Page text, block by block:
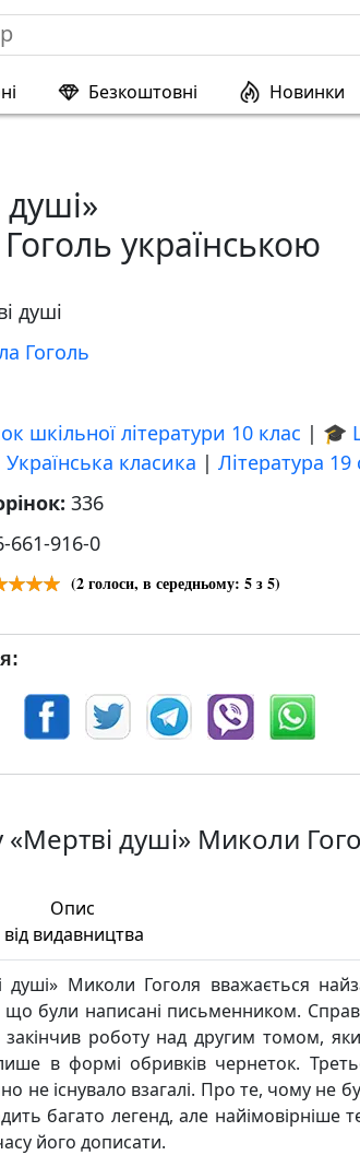
Безкоштовні Новинки
українською
душі
Гоголь
шкільної літератури 10 клас | 🎓
Українська класика | Література 19
336
661-916-0
(2голоси, в середньому: 5з 5)
«Мертві душі» Миколи
Опис
від видавництва
душі» Миколи Гоголя вважається
що були написані письменником.
закінчив роботу над другим томом,
в формі обривків чернеток.
не існувало взагалі. Про те, чому не
багато легенд, але найімовірніше
його дописати.